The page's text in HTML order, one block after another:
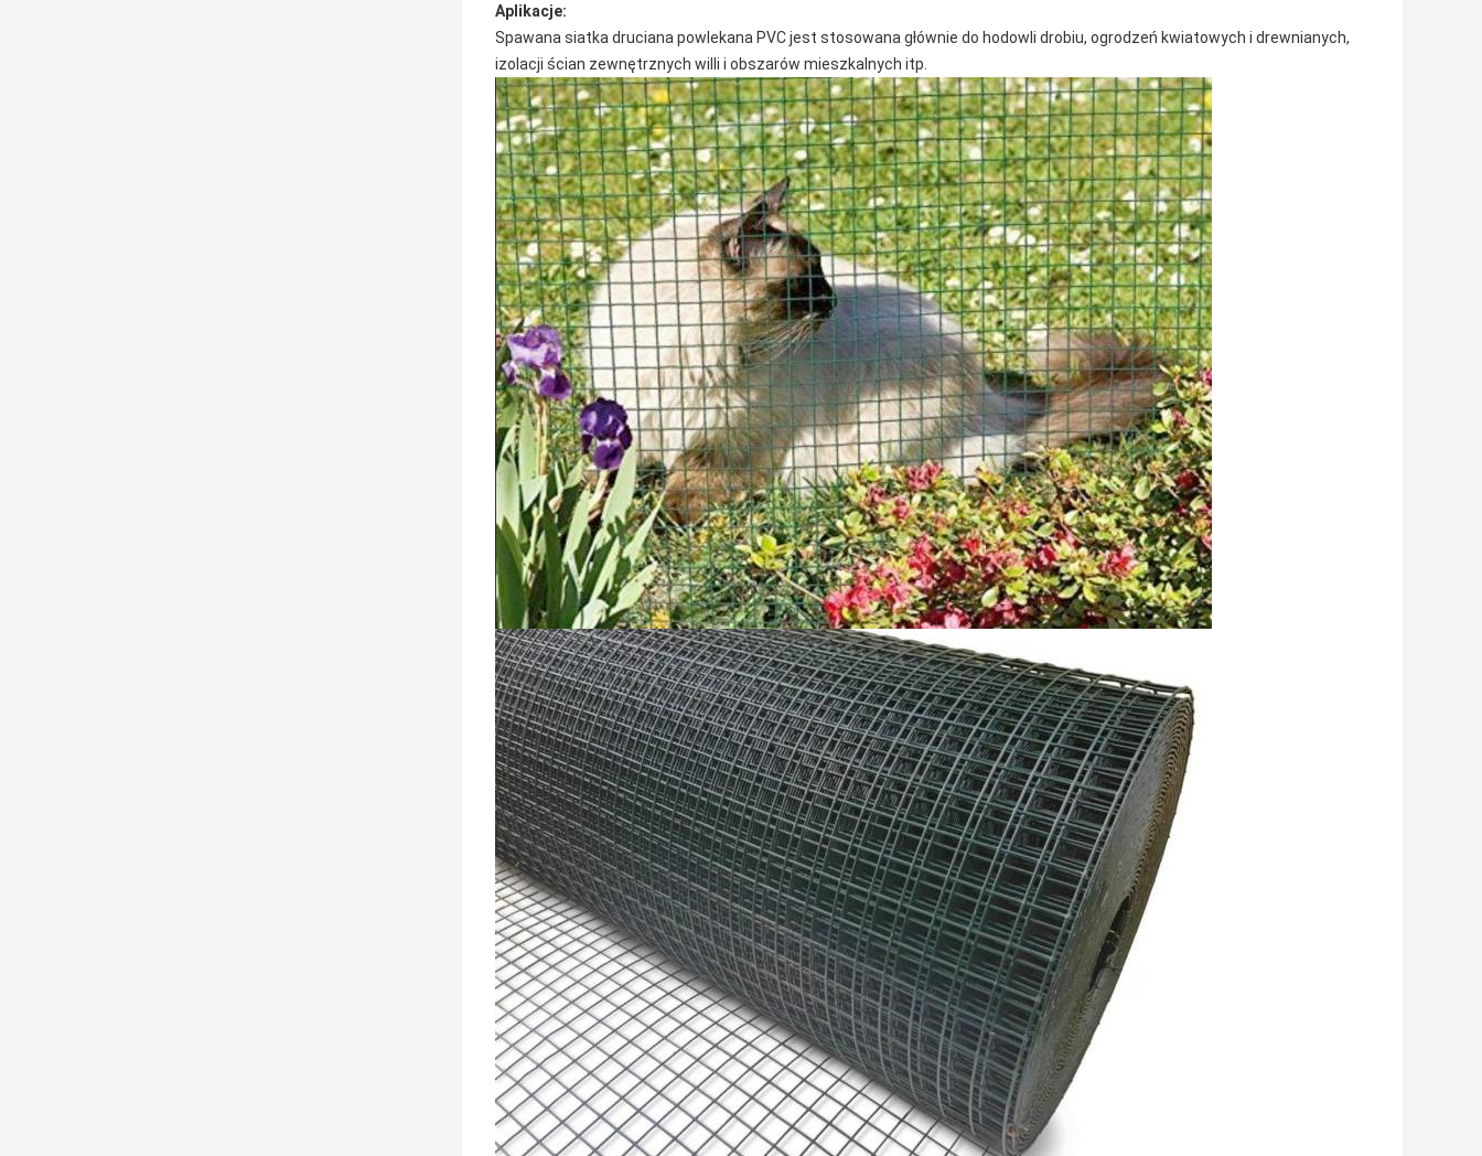
Aplikacje:
Spawana siatka druciana powlekana PVC jest stosowana głównie do hodowli drobiu, ogrodzeń kwiatowych i drewnianych,
izolacji ścian zewnętrznych willi i obszarów mieszkalnych itp.